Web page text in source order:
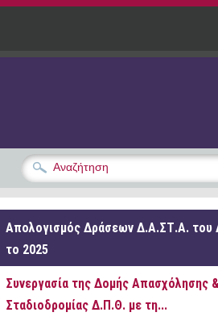
Απολογισμός Δράσεων Δ.Α.ΣΤ.Α. του
το 2025
Συνεργασία της Δομής Απασχόλησης
Σταδιοδρομίας Δ.Π.Θ. με τη...